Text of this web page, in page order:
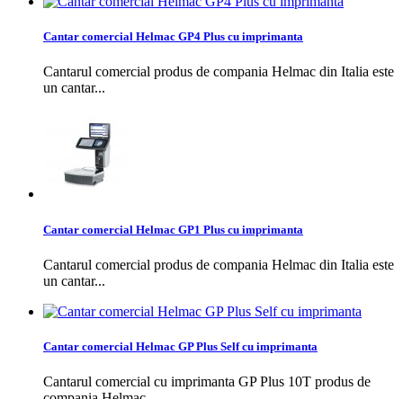
Cantar comercial Helmac GP4 Plus cu imprimanta
Cantarul comercial produs de compania Helmac din Italia este
un cantar...
Cantar comercial Helmac GP1 Plus cu imprimanta
Cantarul comercial produs de compania Helmac din Italia este
un cantar...
Cantar comercial Helmac GP Plus Self cu imprimanta
Cantarul comercial cu imprimanta GP Plus 10T produs de